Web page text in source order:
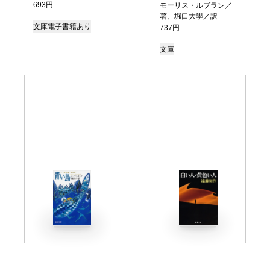
693円
文庫電子書籍あり
モーリス・ルブラン／
著、堀口大學／訳
737円
文庫